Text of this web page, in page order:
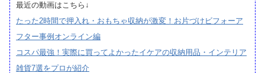
最近の動画はこちら↓
たった2時間で押入れ・おもちゃ収納が激変！お片づけビフォーア
フター事例オンライン編
コスパ最強！実際に買ってよかったイケアの収納用品・インテリア
雑貨7選をプロが紹介